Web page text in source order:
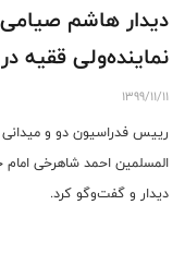
️دیدار هاشم صیامی
نماینده‌ولی ققیه
1399/11/11
رییس فدراسیون دو و
المسلمین احمد شاهرخی امام
دیدار و گفت‌وگو کرد.